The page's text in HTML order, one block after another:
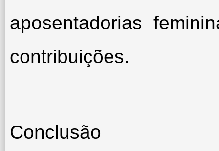
aposentadorias
contribuições.
Conclusão